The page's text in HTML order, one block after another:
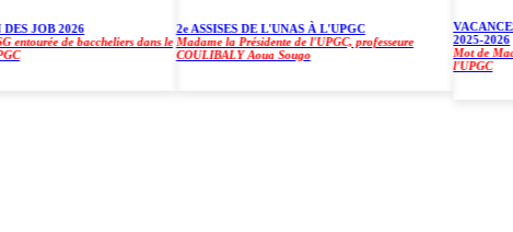
JOB 2026
de baccheliers dans le
2e ASSISES DE L'UNAS À L'UPGC
Madame la Présidente de l'UPGC, professeure
COULIBALY Aoua Sougo
VACANCES
2025-2026
Mot de
l'UPGC